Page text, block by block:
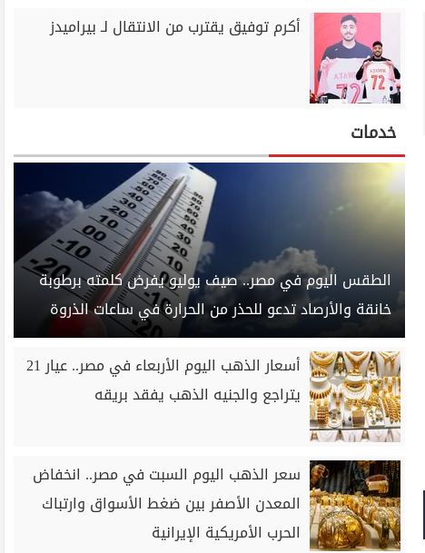
أكرم توفيق يقترب من الانتقال لـ بيراميدز
خدمات
الطقس اليوم في مصر.. صيف يوليو يفرض كلمته برطوبة
خانقة والأرصاد تدعو للحذر من الحرارة في ساعات الذروة
أسعار الذهب اليوم الأربعاء في مصر.. عيار 21
يتراجع والجنيه الذهب يفقد بريقه
سعر الذهب اليوم السبت في مصر.. انخفاض
المعدن الأصفر بين ضغط الأسواق وارتباك
الحرب الأمريكية الإيرانية